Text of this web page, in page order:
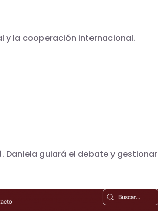
y la cooperación internacional.
Daniela guiará el debate y